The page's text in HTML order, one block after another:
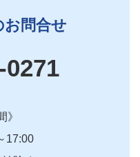
お問合せ
0271
》
17:00